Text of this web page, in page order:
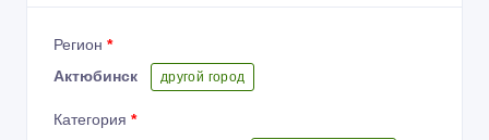
Регион *
Актюбинск
другой город
Категория *